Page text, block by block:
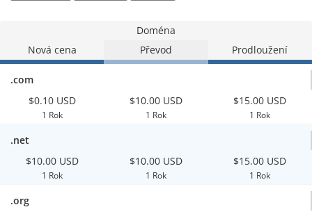
Doména
Nová cena
Převod Prodloužení
.com
$0.10 USD
1 Rok
$10.00 USD
1 Rok
$15.00 USD
1 Rok
.net
$10.00 USD
1 Rok
$10.00 USD
1 Rok
$15.00 USD
1 Rok
.org